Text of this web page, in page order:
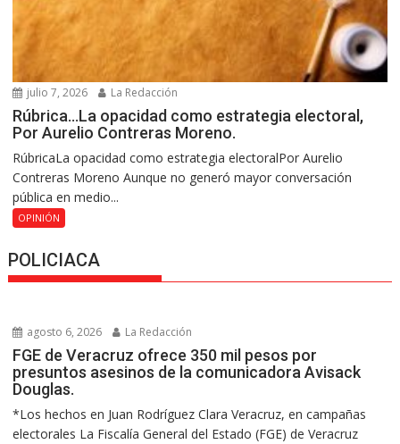
julio 7, 2026 La Redacción
Rúbrica…La opacidad como estrategia electoral,
Por Aurelio Contreras Moreno.
RúbricaLa opacidad como estrategia electoralPor Aurelio
Contreras Moreno Aunque no generó mayor conversación
pública en medio...
OPINIÓN
POLICIACA
agosto 6, 2026 La Redacción
FGE de Veracruz ofrece 350 mil pesos por
presuntos asesinos de la comunicadora Avisack
Douglas.
*Los hechos en Juan Rodríguez Clara Veracruz, en campañas
electorales La Fiscalía General del Estado (FGE) de Veracruz